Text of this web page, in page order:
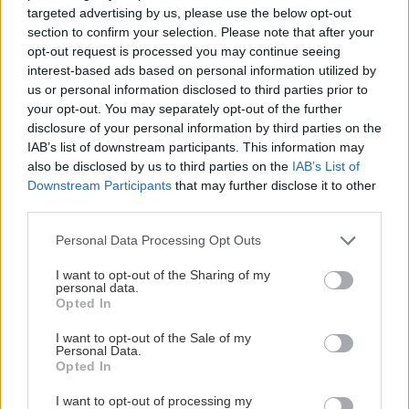
targeted advertising by us, please use the below opt-out
section to confirm your selection. Please note that after your
opt-out request is processed you may continue seeing
interest-based ads based on personal information utilized by
us or personal information disclosed to third parties prior to
your opt-out. You may separately opt-out of the further
disclosure of your personal information by third parties on the
IAB’s list of downstream participants. This information may
also be disclosed by us to third parties on the IAB’s List of
Downstream Participants that may further disclose it to other
Please note that this website/app uses one or more Google
not limited to your visit or usage behaviour. You may click to
grant or deny consent to Google and its third-party tags to
use your data for below specified purposes in below Google
consent section.
Personal Data Processing Opt Outs
I want to opt-out of the Sharing of my
personal data.
Opted In
I want to opt-out of the Sale of my
Personal Data.
Opted In
I want to opt-out of processing my
sucho a teplo? Tieto
vysaďte na miesta, na
ktoré slnko svieti celý
deň
levanduľa! 7 fialových
krások, ktoré rozžiaria
vašu záhradu
Môže aspirín zachrániť
ochabnuté izbové
rastliny? Pravda vás
Júlový reštart uhoriek
nakladačiek: Ako ich
CHALUPA